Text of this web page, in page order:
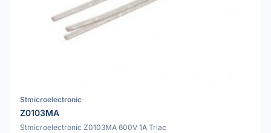
Stmicroelectronic
Z0103MA
Stmicroelectronic Z0103MA 600V 1A Triac